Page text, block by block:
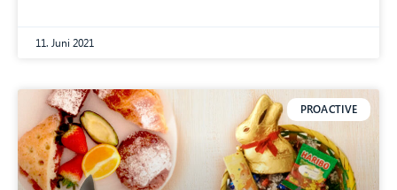
11. Juni 2021
PROACTIVE